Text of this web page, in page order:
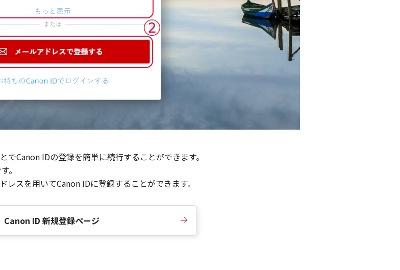
Canon IDの登録を簡単に続行することができます。
。
スを用いてCanon IDに登録することができます。
Canon ID 新規登録ページ